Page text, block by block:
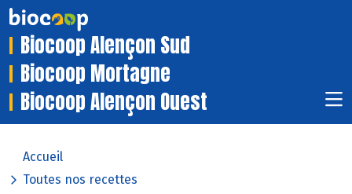
Biocoop Alençon Sud
Biocoop Mortagne
Biocoop Alençon Ouest
Accueil
Toutes nos recettes